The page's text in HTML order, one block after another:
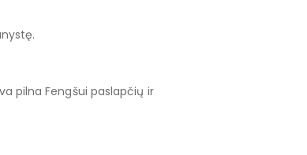
pilna Fengšui paslapčių ir